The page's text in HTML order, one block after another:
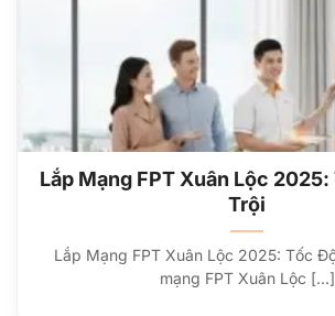
Lắp Mạng FPT Xuân Lộc
Trội
Lắp Mạng FPT Xuân Lộc 2025: Tốc
mạng FPT Xuân Lộc [...]